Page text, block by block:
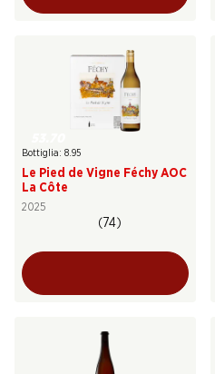
Bottiglia: 8.95
Le Pied de Vigne Féchy AOC
La Côte
2025
(74)